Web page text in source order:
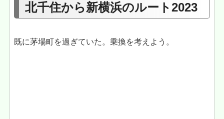
北千住から新横浜のルート2023
既に茅場町を過ぎていた。乗換を考えよう。